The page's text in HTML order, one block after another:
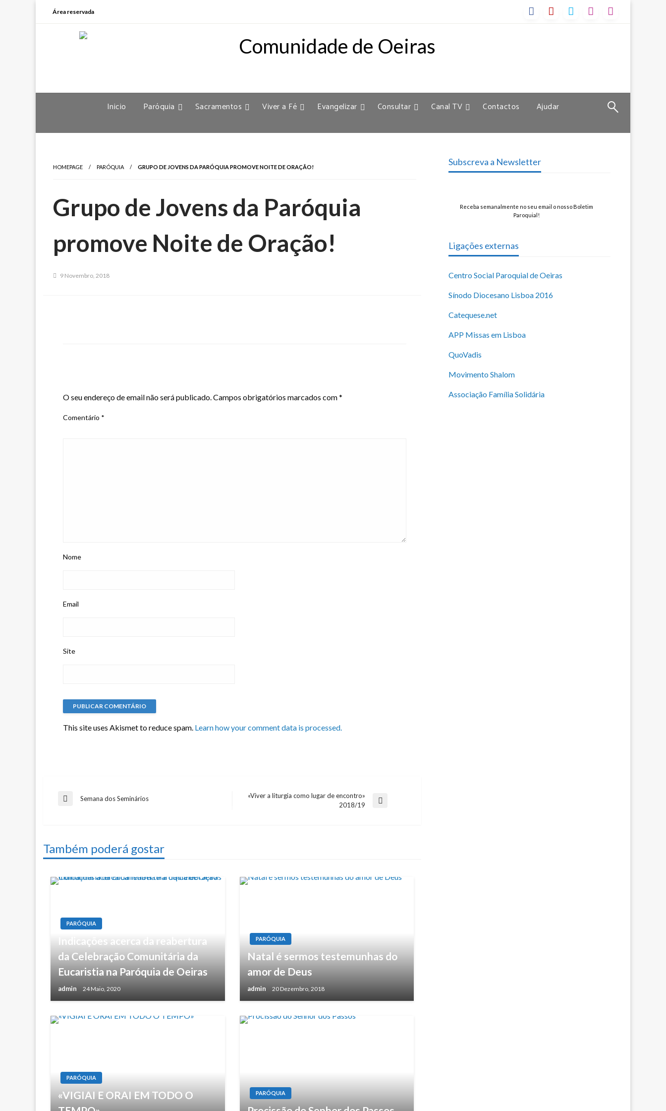
Área reservada
Inicio Paróquia Sacramentos Viver a Fé Evangelizar Consultar Canal TV Contactos Ajudar
HOMEPAGE PARÓQUIA GRUPO DE JOVENS DA PARÓQUIA PROMOVE NOITE DE ORAÇÃO!
Grupo de Jovens da Paróquia
promove Noite de Oração!
9 Novembro, 2018
O seu endereço de email não será publicado.Campos obrigatórios marcados com*
Comentário *
Nome
Email
Site
This site uses Akismet to reduce spam. Learn how your comment data is processed.
Navegação
artigos
PreviousSemana dos Seminários
«Viver a liturgia como lugar de encontro»
2018/19
Também poderá gostar
PARÓQUIA
Indicações acerca da reabertura
da Celebração Comunitária da
Eucaristia na Paróquia de Oeiras
admin 24 Maio, 2020
PARÓQUIA
Natal é sermos testemunhas do
amor de Deus
admin 20 Dezembro, 2018
PARÓQUIA
«VIGIAI E ORAI EM TODO O
PARÓQUIA
Subscreva a Newsletter
Receba semanalmente no seu email o nosso Boletim
Paroquial!
Ligações externas
Centro Social Paroquial de Oeiras
Sínodo Diocesano Lisboa 2016
Catequese.net
APP Missas em Lisboa
QuoVadis
Movimento Shalom
Associação Família Solidária